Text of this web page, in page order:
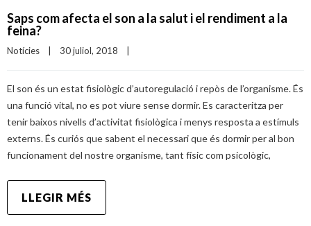
Saps com afecta el son a la salut i el rendiment a la
feina?
Notícies 30 juliol, 2018
El son és un estat fisiològic d’autoregulació i repòs de l’organisme. És
una funció vital, no es pot viure sense dormir. Es caracteritza per
tenir baixos nivells d’activitat fisiològica i menys resposta a estímuls
externs. És curiós que sabent el necessari que és dormir per al bon
funcionament del nostre organisme, tant físic com psicològic,
LLEGIR MÉS